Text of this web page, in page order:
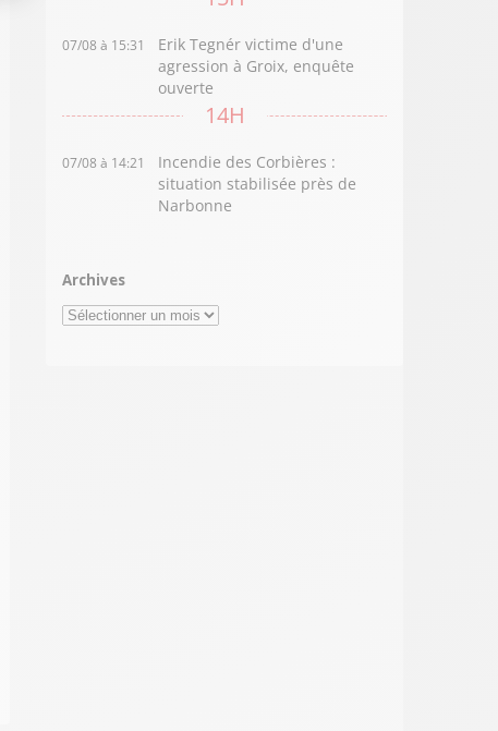
07/08 à 15:31
Erik Tegnér victime d'une
agression à Groix, enquête
ouverte
14H
07/08 à 14:21
Incendie des Corbières :
situation stabilisée près de
Narbonne
Archives
Archives